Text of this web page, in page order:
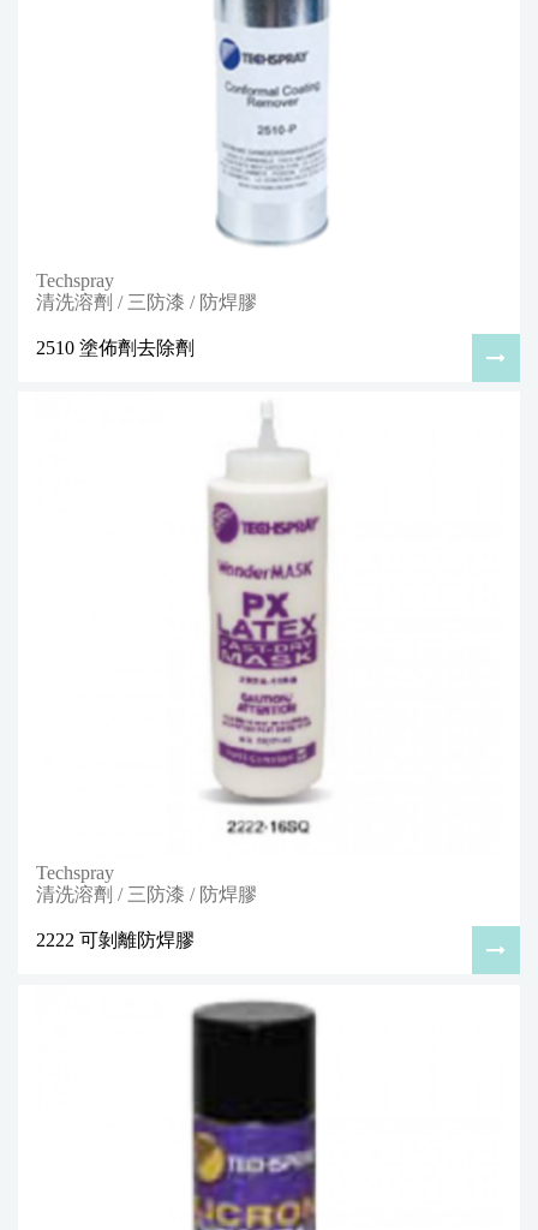
Techspray
清洗溶劑 / 三防漆 / 防焊膠
2510 塗佈劑去除劑
Techspray
清洗溶劑 / 三防漆 / 防焊膠
2222 可剝離防焊膠